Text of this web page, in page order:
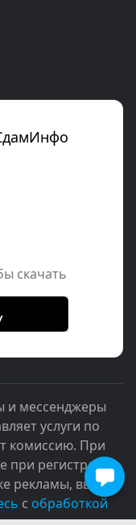
скачать
и мессенджеры
услуги по
комиссию. При
при регистрации,
рекламы, вы
с обработкой